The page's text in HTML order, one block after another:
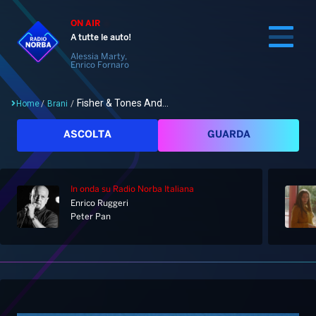
ON AIR
A tutte le auto!
Alessia Marty,
Enrico Fornaro
Home
Palinsesto
Notizie
Home/ Brani / Fisher & Tones And...
ASCOLTA GUARDA
In onda su Radio Norba Italiana
Enrico Ruggeri
Peter Pan